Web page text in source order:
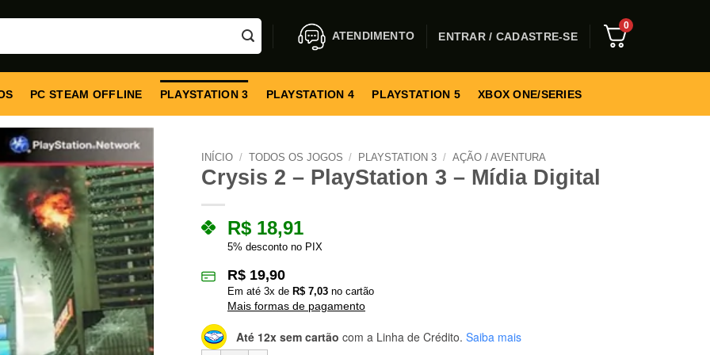
ATENDIMENTO ENTRAR / CADASTRE-SE
0
PC STEAM OFFLINE PLAYSTATION 3 PLAYSTATION 4 PLAYSTATION 5 XBOX ONE/SERIES
INÍCIO / TODOS OS JOGOS / PLAYSTATION 3 / AÇÃO / AVENTURA
Crysis 2 – PlayStation 3 – Mídia Digital
R$ 18,91
5% desconto no PIX
R$ 19,90
Em até 3x de R$ 7,03 no cartão
Mais formas de pagamento
Até 12x sem cartão com a Linha de Crédito. Saiba mais